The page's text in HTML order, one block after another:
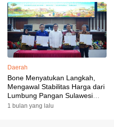
Targetkan Venue dan
Akomodasi Rampung
Daerah
Bone Menyatukan Langkah,
Mengawal Stabilitas Harga dari
Lumbung Pangan Sulawesi
Selatan
1 bulan yang lalu